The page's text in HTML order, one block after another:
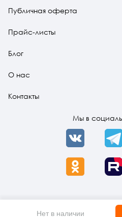
Нет в наличии
Публичная оферта
Прайс-листы
Блог
О нас
Контакты
Мы в
VK
OK